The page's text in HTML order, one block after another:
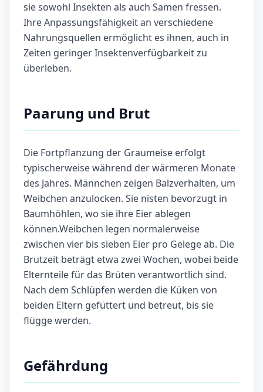
sie sowohl Insekten als auch Samen fressen.
Ihre Anpassungsfähigkeit an verschiedene
Nahrungsquellen ermöglicht es ihnen, auch in
Zeiten geringer Insektenverfügbarkeit zu
überleben.
Paarung und Brut
Die Fortpflanzung der Graumeise erfolgt
typischerweise während der wärmeren Monate
des Jahres. Männchen zeigen Balzverhalten, um
Weibchen anzulocken. Sie nisten bevorzugt in
Baumhöhlen, wo sie ihre Eier ablegen
können.Weibchen legen normalerweise
zwischen vier bis sieben Eier pro Gelege ab. Die
Brutzeit beträgt etwa zwei Wochen, wobei beide
Elternteile für das Brüten verantwortlich sind.
Nach dem Schlüpfen werden die Küken von
beiden Eltern gefüttert und betreut, bis sie
flügge werden.
Gefährdung